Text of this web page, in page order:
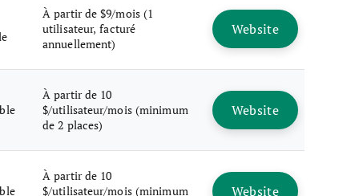
À partir de $9/mois (1
utilisateur, facturé
annuellement)
Website
À partir de 10
$/utilisateur/mois (minimum
de 2 places)
Website
À partir de 10
$/utilisateur/mois (minimum
Website